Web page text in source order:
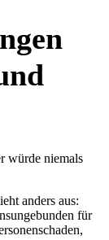
würde niemals
anders aus:
für